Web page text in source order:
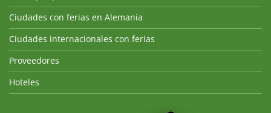
Ciudades con ferias en Alemania
Ciudades internacionales con ferias
Proveedores
Hoteles